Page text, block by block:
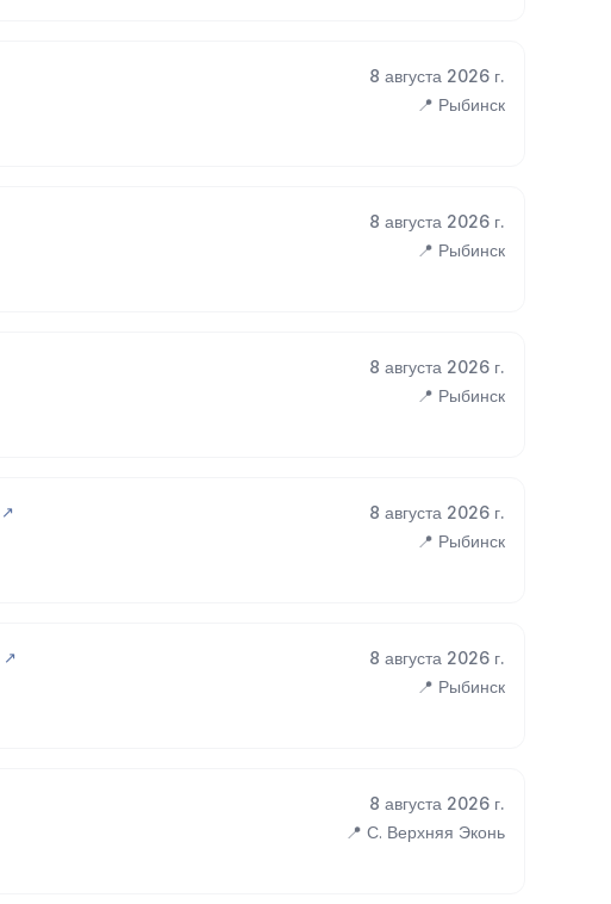
8 августа 2026 г.
📍 Рыбинск
8 августа 2026 г.
📍 Рыбинск
8 августа 2026 г.
📍 Рыбинск
8 августа 2026 г.
📍 Рыбинск
8 августа 2026 г.
📍 Рыбинск
8 августа 2026 г.
📍 С. Верхняя Эконь